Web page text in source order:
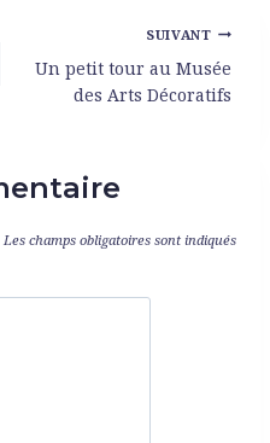
SUIVANT
Un petit tour au Musée
des Arts Décoratifs
Les champs obligatoires sont indiqués